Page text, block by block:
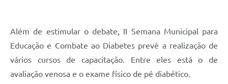
Além de estimular o debate, II Semana Municipal para
Educação e Combate ao Diabetes prevê a realização de
vários cursos de capacitação. Entre eles está o de
avaliação venosa e o exame físico de pé diabético.